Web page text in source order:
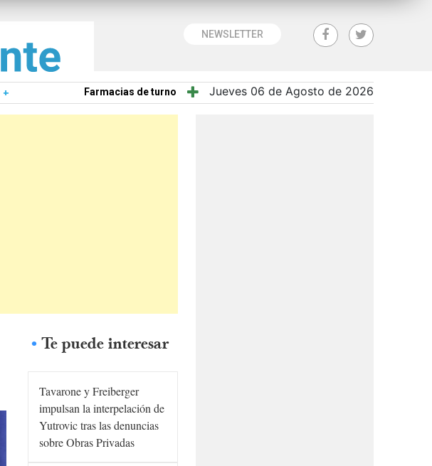
NEWSLETTER
+ Farmacias de turno Jueves 06 de Agosto de 2026
Te puede interesar
Tavarone y Freiberger
impulsan la interpelación de
Yutrovic tras las denuncias
sobre Obras Privadas